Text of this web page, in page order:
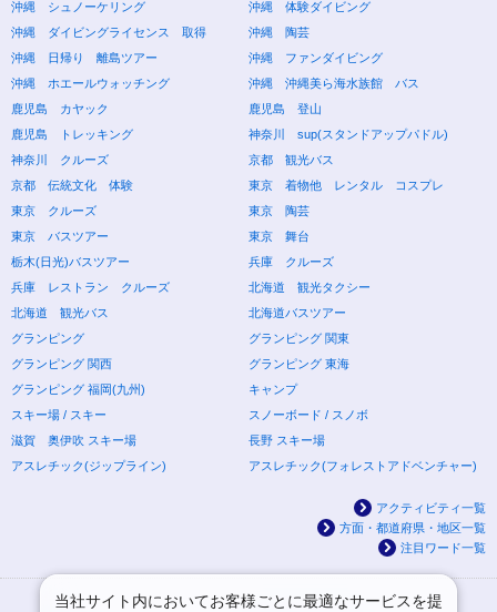
沖縄 シュノーケリング
沖縄 体験ダイビング
沖縄 ダイビングライセンス 取得
沖縄 陶芸
沖縄 日帰り 離島ツアー
沖縄 ファンダイビング
沖縄 ホエールウォッチング
沖縄 沖縄美ら海水族館 バス
鹿児島 カヤック
鹿児島 登山
鹿児島 トレッキング
神奈川 sup(スタンドアップパドル)
神奈川 クルーズ
京都 観光バス
京都 伝統文化 体験
東京 着物他 レンタル コスプレ
東京 クルーズ
東京 陶芸
東京 バスツアー
東京 舞台
栃木(日光)バスツアー
兵庫 クルーズ
兵庫 レストラン クルーズ
北海道 観光タクシー
北海道 観光バス
北海道バスツアー
グランピング
グランピング 関東
グランピング 関西
グランピング 東海
グランピング 福岡(九州)
キャンプ
スキー場 / スキー
スノーボード / スノボ
滋賀 奥伊吹 スキー場
長野 スキー場
アスレチック(ジップライン)
アスレチック(フォレストアドベンチャー)
アクティビティ一覧
方面・都道府県・地区一覧
注目ワード一覧
当社サイト内においてお客様ごとに最適なサービスを提